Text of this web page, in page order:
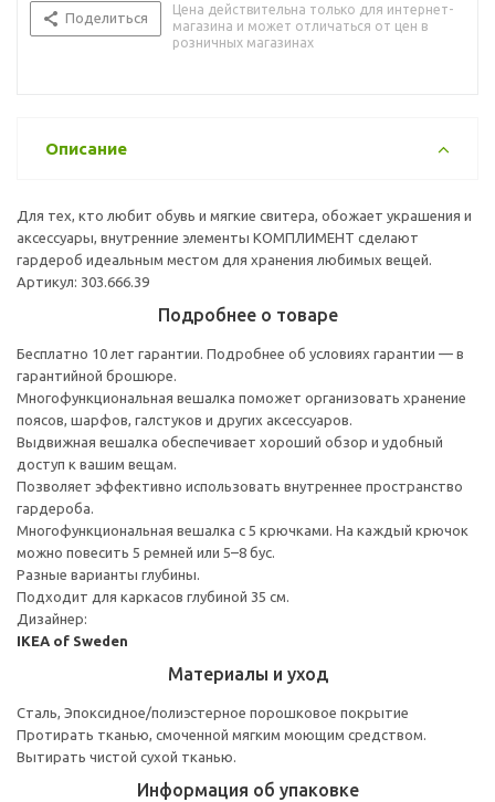
Поделиться
Цена действительна только для интернет-
магазина и может отличаться от цен в
розничных магазинах
Описание
Для тех, кто любит обувь и мягкие свитера, обожает украшения и
аксессуары, внутренние элементы КОМПЛИМЕНТ сделают
гардероб идеальным местом для хранения любимых вещей.
Артикул: 303.666.39
Подробнее о товаре
Бесплатно 10 лет гарантии. Подробнее об условиях гарантии — в
гарантийной брошюре.
Многофункциональная вешалка поможет организовать хранение
поясов, шарфов, галстуков и других аксессуаров.
Выдвижная вешалка обеспечивает хороший обзор и удобный
доступ к вашим вещам.
Позволяет эффективно использовать внутреннее пространство
гардероба.
Многофункциональная вешалка с 5 крючками. На каждый крючок
можно повесить 5 ремней или 5–8 бус.
Разные варианты глубины.
Подходит для каркасов глубиной 35 см.
Дизайнер:
IKEA of Sweden
Материалы и уход
Сталь, Эпоксидное/полиэстерное порошковое покрытие
Протирать тканью, смоченной мягким моющим средством.
Вытирать чистой сухой тканью.
Информация об упаковке